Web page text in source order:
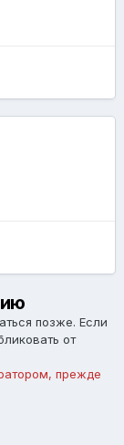
позже. Если
от
прежде